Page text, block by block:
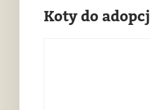
Koty do